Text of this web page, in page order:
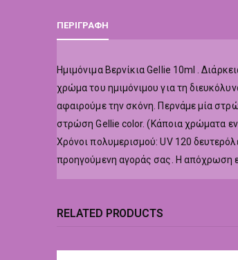
ΠΕΡΙΓΡΑΦΉ
Hμιμόνιμα Βερνίκια Gellie 10ml .
χρώμα του ημιμόνιμου για τη
αφαιρούμε την σκόνη. Περνάμε μία
στρώση Gellie color. (Κάποια χρώματα
Χρόνοι πολυμερισμού: UV 120
προηγούμενη αγοράς σας. Η απόχρωση
RELATED PRODUCTS